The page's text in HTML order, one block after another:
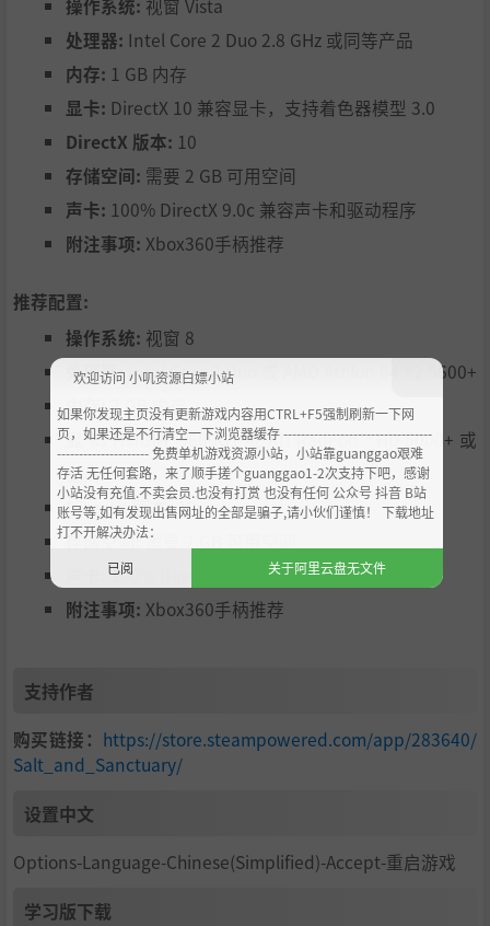
操作系统: 视窗 Vista
处理器: Intel Core 2 Duo 2.8 GHz 或同等产品
内存: 1 GB 内存
显卡: DirectX 10 兼容显卡，支持着色器模型 3.0
DirectX 版本: 10
存储空间: 需要 2 GB 可用空间
声卡: 100% DirectX 9.0c 兼容声卡和驱动程序
附注事项: Xbox360手柄推荐
推荐配置:
操作系统: 视窗 8
处理器:Intel Core 2 Duo 或 AMD Athlon 64 X2 5600+
内存:2 GB 内存
显卡:NVIDIA® 9600GT 或 ATI Radeon™ HD 5000+ 或
更高
DirectX 版本:10
存储空间:需要 2 GB 可用空间
100% DirectX 9.0c 兼容声卡和驱动程序
附注事项: Xbox360手柄推荐
支持作者
购买链接： https://store.steampowered.com/app/283640/
Salt_and_Sanctuary/
设置中文
Options-Language-Chinese(Simplified)-Accept-重启游戏
学习版下载
欢迎访问 小叽资源白嫖小站
如果你发现主页没有更新游戏内容用CTRL+F5强制刷新一下网
页，如果还是不行清空一下浏览器缓存 ----------------------------------
--------------------- 免费单机游戏资源小站，小站靠guanggao艰难
存活 无任何套路，来了顺手搓个guanggao1-2次支持下吧，感谢
小站没有充值.不卖会员.也没有打赏 也没有任何 公众号 抖音 B站
账号等,如有发现出售网址的全部是骗子,请小伙们谨慎！ 下载地址
打不开解决办法：
已阅
关于阿里云盘无文件